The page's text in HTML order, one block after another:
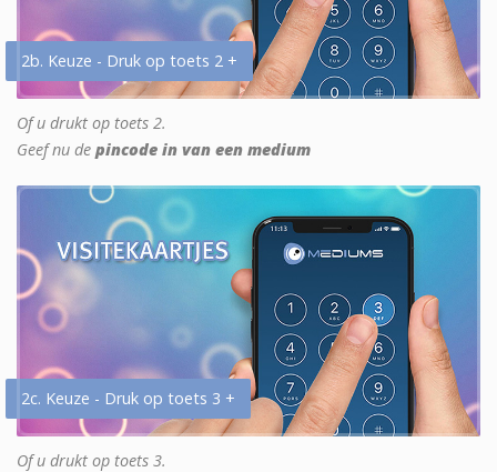
2b. Keuze - Druk op toets 2 +
Of u drukt op toets 2.
Geef nu de pincode in van een medium
2c. Keuze - Druk op toets 3 +
Of u drukt op toets 3.